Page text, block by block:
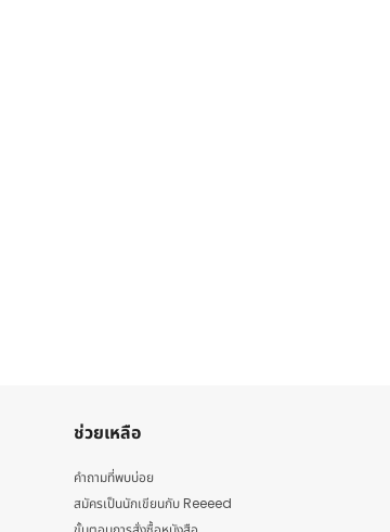
ช่วยเหลือ
คำถามที่พบบ่อย
สมัครเป็นนักเขียนกับ Reeeed